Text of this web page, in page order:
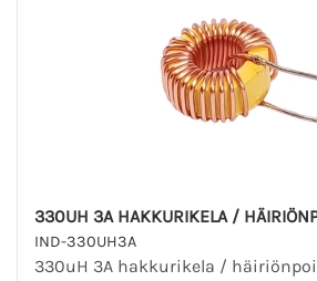
330UH 3A HAKKURIKELA /
IND-330UH3A
330uH 3A hakkurikela /